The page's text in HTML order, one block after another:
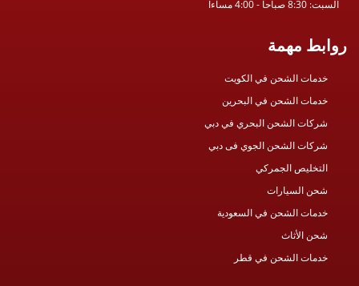
السبت: 8:30 صباحا - 4:00 مساءا
روابط مهمة
خدمات الشحن في الكويت
خدمات الشحن في البحرين
شركات الشحن البحري في دبي
شركات الشحن الجوي فى دبي
التخليص الجمركي
شحن السيارات
خدمات الشحن في السعودية
شحن الأثاث
خدمات الشحن في قطر